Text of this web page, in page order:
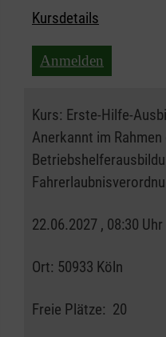
Kursdetails
Anmelden
Kurs: Erste-Hilfe-
Anerkannt im Rahmen
22.06.2027 , 08:30 Uhr
Ort: 50933 Köln
Freie Plätze: 20